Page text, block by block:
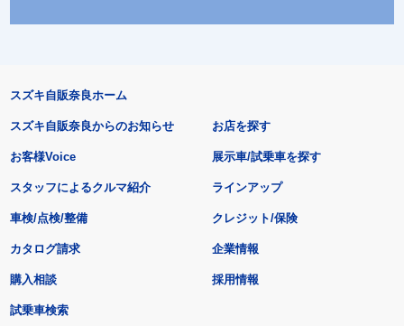
スズキ自販奈良ホーム
スズキ自販奈良からのお知らせ
お客様Voice
スタッフによるクルマ紹介
お店を探す
展示車/試乗車を探す
ラインアップ
車検/点検/整備 クレジット/保険
カタログ請求
購入相談
試乗車検索
企業情報
採用情報